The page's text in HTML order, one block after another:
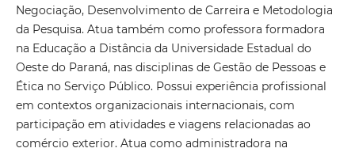
Negociação, Desenvolvimento de Carreira e Metodologia
da Pesquisa. Atua também como professora formadora
na Educação a Distância da Universidade Estadual do
Oeste do Paraná, nas disciplinas de Gestão de Pessoas e
Ética no Serviço Público. Possui experiência profissional
em contextos organizacionais internacionais, com
participação em atividades e viagens relacionadas ao
comércio exterior. Atua como administradora na